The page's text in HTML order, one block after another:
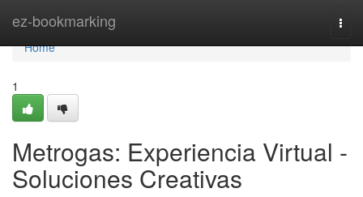
ez-bookmarking
Home
Home
1
Metrogas: Experiencia Virtual -
Soluciones Creativas